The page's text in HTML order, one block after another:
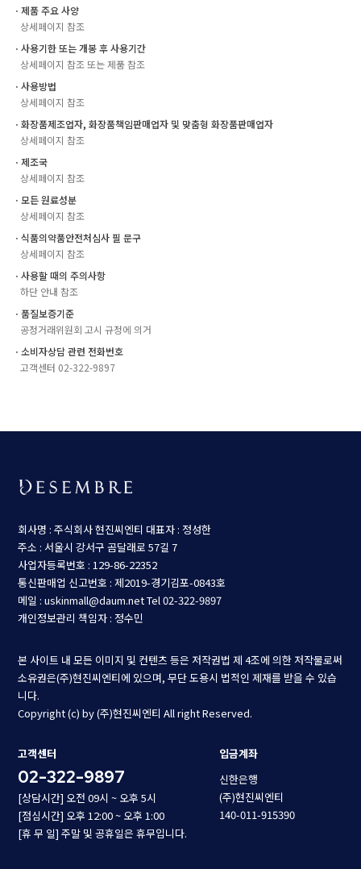
ㆍ제품 주요 사양
상세페이지 참조
ㆍ사용기한 또는 개봉 후 사용기간
상세페이지 참조 또는 제품 참조
ㆍ사용방법
상세페이지 참조
ㆍ화장품제조업자, 화장품책임판매업자 및 맞춤형 화장품판매업자
상세페이지 참조
ㆍ제조국
상세페이지 참조
ㆍ모든 원료성분
상세페이지 참조
ㆍ식품의약품안전처심사 필 문구
상세페이지 참조
ㆍ사용할 때의 주의사항
하단 안내 참조
ㆍ품질보증기준
공정거래위원회 고시 규정에 의거
ㆍ소비자상담 관련 전화번호
고객센터 02-322-9897
회사명 : 주식회사 현진씨엔티 대표자 : 정성한
주소 : 서울시 강서구 곰달래로 57길 7
사업자등록번호 : 129-86-22352
통신판매업 신고번호 : 제2019-경기김포-0843호
메일 : uskinmall@daum.netTel 02-322-9897
개인정보관리 책임자 : 정수민
본 사이트 내 모든 이미지 및 컨텐츠 등은 저작권법 제 4조에 의한 저작물로써
소유권은(주)현진씨엔티에 있으며, 무단 도용시 법적인 제재를 받을 수 있습
니다.
Copyright (c) by (주)현진씨엔티 All right Reserved.
고객센터
02-322-9897
[상담시간] 오전 09시 ~ 오후 5시
[점심시간] 오후 12:00 ~ 오후 1:00
[휴 무 일] 주말 및 공휴일은 휴무입니다.
입금계좌
신한은행
(주)현진씨엔티
140-011-915390